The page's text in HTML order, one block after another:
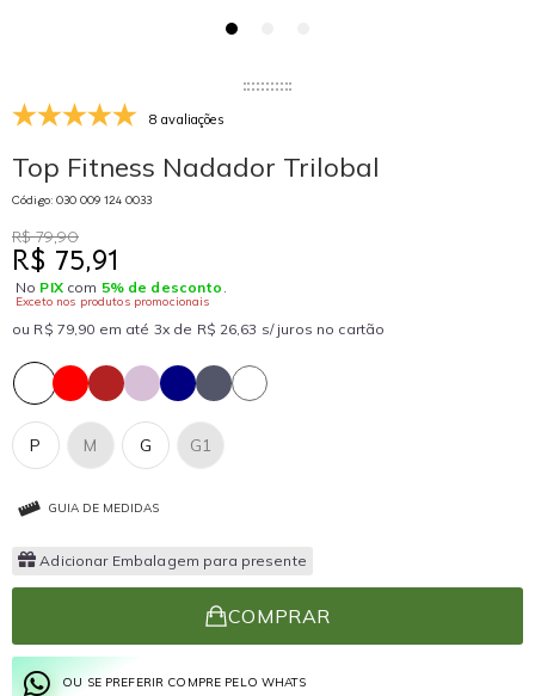
8 avaliações
Top Fitness Nadador Trilobal
Código: 030 009 124 0033
R$ 79,90
R$ 75,91
No PIXcom 5% de desconto .
Exceto nos produtos promocionais
ou R$ 79,90 em até 3x de R$ 26,63 s/ juros no cartão
P G G1
M
GUIA DE MEDIDAS
Adicionar Embalagem para presente
COMPRAR
OU SE PREFERIR COMPRE PELO WHATS